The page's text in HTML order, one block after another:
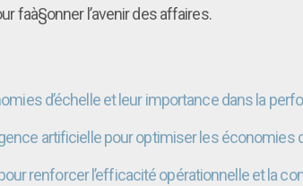
faà§onner l’avenir des affaires.
d’échelle et leur importance dans la
artificielle pour optimiser les
renforcer l’efficacité opérationnelle et la